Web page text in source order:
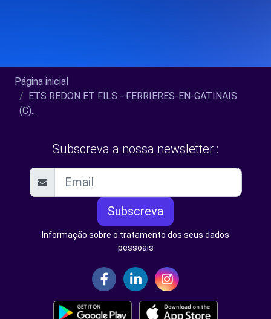
Página inicial
ETS REDON ET FILS - FERRIERES-EN-GATINAIS
(C)...
Subscreva a nossa newsletter :
Subscreva
Informação sobre o tratamento dos seus dados
pessoais